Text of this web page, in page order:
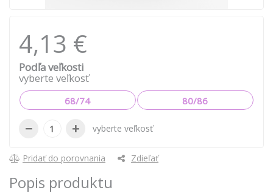
4,13 €
Podľa veľkosti
vyberte veľkosť
68/74 80/86
− + vyberte veľkosť
Pridať do porovnania Zdieľať
Popis produktu